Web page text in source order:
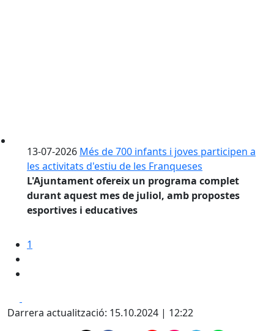
13-07-2026 Més de 700 infants i joves participen a
les activitats d'estiu de les Franqueses
L'Ajuntament ofereix un programa complet
durant aquest mes de juliol, amb propostes
esportives i educatives
1
Darrera actualització: 15.10.2024 | 12:22